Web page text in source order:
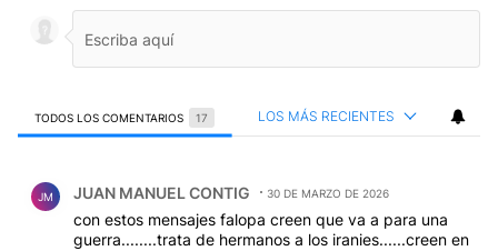
TODOS LOS COMENTARIOS 17 LOS MÁS RECIENTES
JM JUAN MANUEL CONTIG 30 DE MARZO DE 2026
con estos mensajes falopa creen que va a para una
guerra........trata de hermanos a los iranies......creen en